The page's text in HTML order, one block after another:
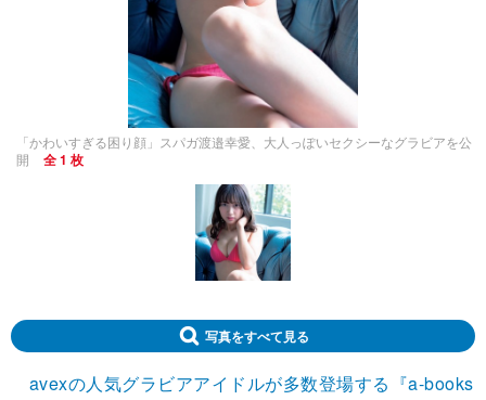
「かわいすぎる困り顔」スパガ渡邉幸愛、大人っぽいセクシーなグラビアを公
開
全 1 枚
写真をすべて見る
avexの人気グラビアアイドルが多数登場する『a-books